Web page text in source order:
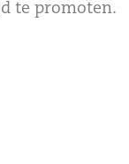
te promoten.